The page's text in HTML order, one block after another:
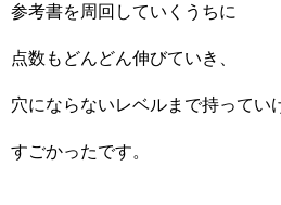
参考書を周回していくうちに
点数もどんどん伸びていき、
穴にならないレベルまで持ってい
すごかったです。